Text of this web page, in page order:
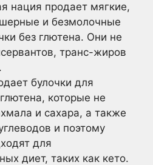
нация продает мягкие,
и безмолочные
без глютена. Они не
транс-жиров
булочки для
которые не
и сахара, а также
и поэтому
для
диет, таких как кето.